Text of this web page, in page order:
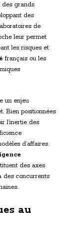
des grands
des
de
leur permet
les risques et
français ou les
un enjeu
Bien positionnées
l’inertie des
d’affaires.
des axes
des concurrents
au